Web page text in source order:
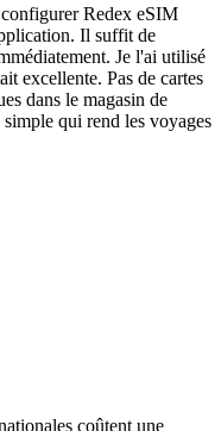
Redex eSIM
Il suffit de
Je l'ai utilisé
excellente. Pas de cartes
dans le magasin de
qui rend les voyages
coûtent une